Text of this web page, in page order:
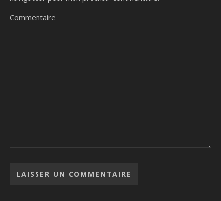
Commentaire